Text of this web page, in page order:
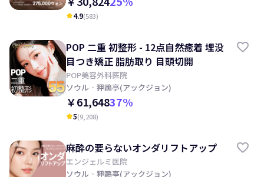
kid_star4.9(583)
POP 二重 初整形 - 12点自然癒着 埋没
目つき矯正 脂肪取り 目頭切開
POP美容外科医院
ソウル · 狎鷗亭(アックジョン)
￥61,64837%
kid_star5(9,208)
麻酔の要らないオンダリフトアップ
エンジェルミ医院
ソウル · 狎鷗亭(アックジョン)